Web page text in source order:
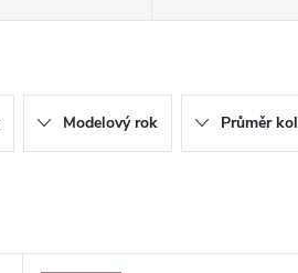
Modelový rok Průměr kol